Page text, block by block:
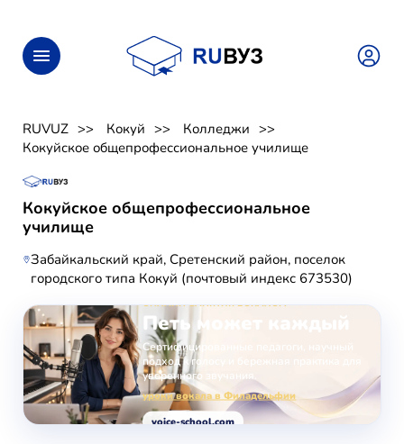
RUVUZ Кокуй
Колледжи
Кокуйское общепрофессиональное училище
Кокуйское общепрофессиональное
училище
Забайкальский край, Сретенский район, поселок
городского типа Кокуй (почтовый индекс 673530)
ОНЛАЙН-ЗАНЯТИЯ ВОКАЛОМ
Петь может каждый
Сертифицированные педагоги, научный
подход к голосу и бережная практика для
уверенного звучания.
уроки вокала в Филадельфии
voice-school.com